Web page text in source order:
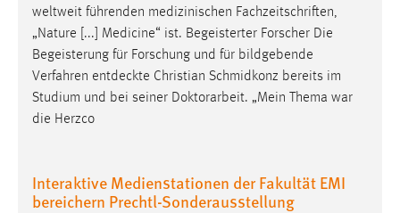
weltweit führenden medizinischen Fachzeitschriften,
„Nature [...] Medicine“ ist. Begeisterter Forscher Die
Begeisterung für Forschung und für bildgebende
Verfahren entdeckte Christian Schmidkonz bereits im
Studium und bei seiner Doktorarbeit. „Mein Thema war
die Herzco
Interaktive Medienstationen der Fakultät EMI
bereichern Prechtl-Sonderausstellung
Zweck:
Das Cookie speichert die gewählte Sprache der Website.
Cookie Laufzeit:
30 Tage
Name:
MibewSessionID, MIBEW_UserID, mibew_locale, mibew-